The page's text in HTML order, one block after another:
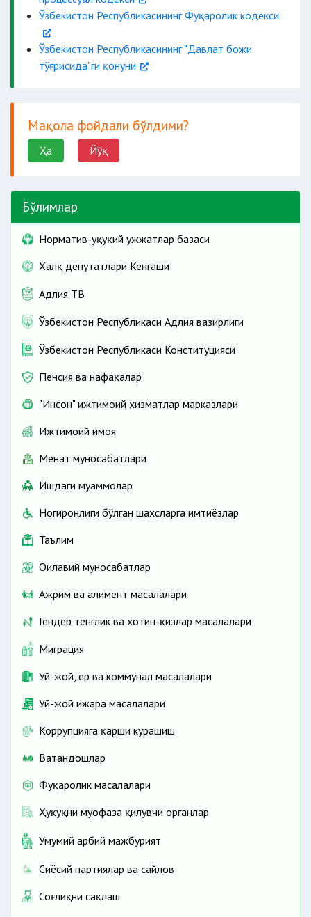
Ўзбекистон Республикасининг Фуқаролик кодекси
Ўзбекистон Республикасининг "Давлат божи
тўғрисида"ги қонуни
Мақола фойдали бўлдими?
Ҳа Йўқ
Бўлимлар
Норматив-ҳуқуқий ҳужжатлар базаси
Халқ депутатлари Кенгаши
Адлия ТВ
Ўзбекистон Республикаси Адлия вазирлиги
Ўзбекистон Республикаси Конституцияси
Пенсия ва нафақалар
"Инсон" ижтимоий хизматлар марказлари
Ижтимоий ҳимоя
Меҳнат муносабатлари
Ишдаги муаммолар
Ногиронлиги бўлган шахсларга имтиёзлар
Таълим
Оилавий муносабатлар
Ажрим ва алимент масалалари
Гендер тенглик ва хотин-қизлар масалалари
Миграция
Уй-жой, ер ва коммунал масалалари
Уй-жой ижара масалалари
Коррупцияга қарши курашиш
Ватандошлар
Фуқаролик масалалари
Ҳуқуқни муҳофаза қилувчи органлар
Умумий ҳарбий мажбурият
Сиёсий партиялар ва сайлов
Соғлиқни сақлаш